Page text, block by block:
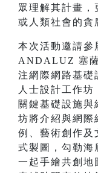
眾理解其計畫，
或人類社會的貪
本次活動邀請參
ANDALUZ 塞
注網際網路基礎
人士設計工作坊
關鍵基礎設施與
坊將介紹與網際
例、藝術創作及
式製圖，勾勒海
一起手繪共創地